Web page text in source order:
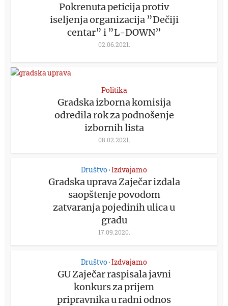
Pokrenuta peticija protiv
iseljenja organizacija ”Dečiji
centar” i ”L-DOWN”
02.06.2021.
Politika
Gradska izborna komisija
odredila rok za podnošenje
izbornih lista
08.02.2021.
Društvo•Izdvajamo
Gradska uprava Zaječar izdala
saopštenje povodom
zatvaranja pojedinih ulica u
gradu
17.09.2020.
Društvo•Izdvajamo
GU Zaječar raspisala javni
konkurs za prijem
pripravnika u radni odnos